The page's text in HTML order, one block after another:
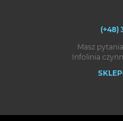
(+48)
Masz
Infolinia